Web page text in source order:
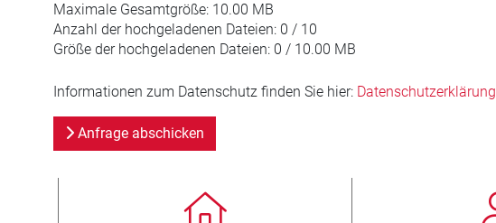
Maximale Gesamtgröße: 10.00 MB
Anzahl der hochgeladenen Dateien: 0 / 10
Größe der hochgeladenen Dateien: 0 / 10.00 MB
Informationen zum Datenschutz finden Sie hier: Datenschutzerklärung
Anfrage abschicken